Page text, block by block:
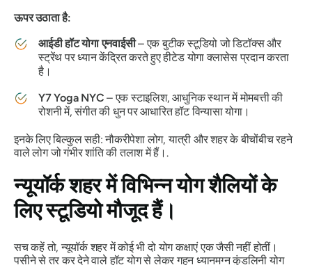
ऊपर उठाता है:
आईडी हॉट योगा एनवाईसी– एक बुटीक स्टूडियो जो डिटॉक्स और
स्ट्रेंथ पर ध्यान केंद्रित करते हुए हीटेड योगा क्लासेस प्रदान करता
है।
Y7 Yoga NYC– एक स्टाइलिश, आधुनिक स्थान में मोमबत्ती की
रोशनी में, संगीत की धुन पर आधारित हॉट विन्यासा योगा।
इनके लिए बिल्कुल सही: नौकरीपेशा लोग, यात्री और शहर के बीचोंबीच रहने
वाले लोग जो गंभीर शांति की तलाश में हैं।.
न्यूयॉर्क शहर में विभिन्न योग शैलियों के
लिए स्टूडियो मौजूद हैं।
सच कहें तो, न्यूयॉर्क शहर में कोई भी दो योग कक्षाएं एक जैसी नहीं होतीं।
पसीने से तर कर देने वाले हॉट योग से लेकर गहन ध्यानमग्न कुंडलिनी योग